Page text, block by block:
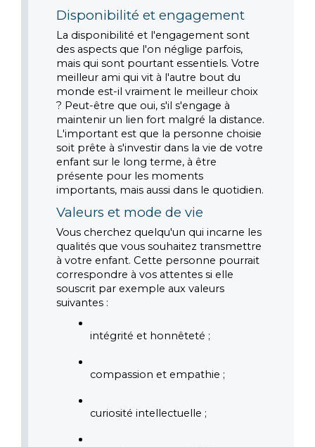
Disponibilité et engagement
La disponibilité et l'engagement sont
des aspects que l'on néglige parfois,
mais qui sont pourtant essentiels. Votre
meilleur ami qui vit à l'autre bout du
monde est-il vraiment le meilleur choix
? Peut-être que oui, s'il s'engage à
maintenir un lien fort malgré la distance.
L'important est que la personne choisie
soit prête à s'investir dans la vie de votre
enfant sur le long terme, à être
présente pour les moments
importants, mais aussi dans le quotidien.
Valeurs et mode de vie
Vous cherchez quelqu'un qui incarne les
qualités que vous souhaitez transmettre
à votre enfant. Cette personne pourrait
correspondre à vos attentes si elle
souscrit par exemple aux valeurs
suivantes :
intégrité et honnêteté ;
compassion et empathie ;
curiosité intellectuelle ;